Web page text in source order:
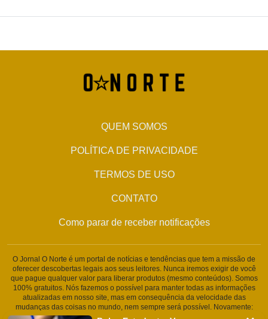
QUEM SOMOS
POLÍTICA DE PRIVACIDADE
TERMOS DE USO
CONTATO
Como parar de receber notificações
O Jornal O Norte é um portal de notícias e tendências que tem a missão de
oferecer descobertas legais aos seus leitores. Nunca iremos exigir de você
que pague qualquer valor para liberar produtos (mesmo conteúdos). Somos
100% gratuitos. Nós fazemos o possível para manter todas as informações
atualizadas em nosso site, mas em consequência da velocidade das
mudanças das coisas no mundo, nem sempre será possível. Novamente:
Nunca solicitamos nenhuma informação pessoal ou qualquer tipo de